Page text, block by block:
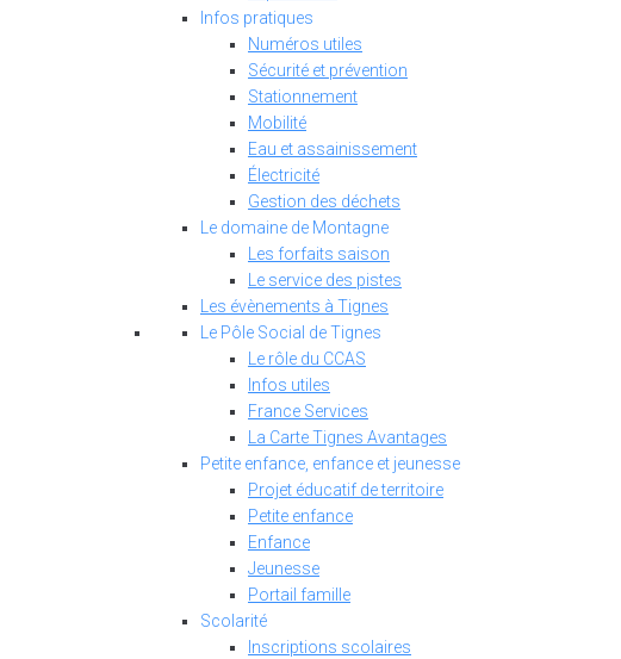
Infos pratiques
Numéros utiles
Sécurité et prévention
Stationnement
Mobilité
Eau et assainissement
Électricité
Gestion des déchets
Le domaine de Montagne
Les forfaits saison
Le service des pistes
Les évènements à Tignes
Le Pôle Social de Tignes
Le rôle du CCAS
Infos utiles
France Services
La Carte Tignes Avantages
Petite enfance, enfance et jeunesse
Projet éducatif de territoire
Petite enfance
Enfance
Jeunesse
Portail famille
Scolarité
Inscriptions scolaires